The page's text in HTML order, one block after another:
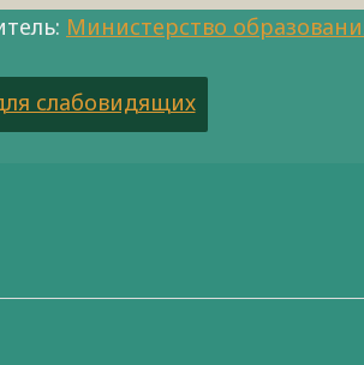
Министерство
слабовидящих